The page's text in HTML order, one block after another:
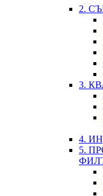
2.
3.
4.
5.